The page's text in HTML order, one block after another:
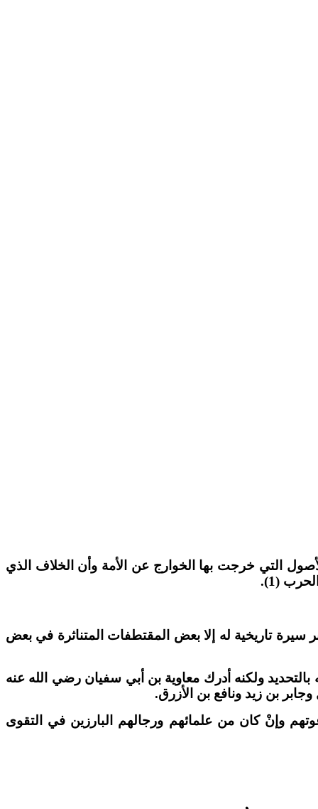
التي خرجت بها الخوارج عن الأمة وأن الخلاف الذي
(1).
سيرة تاريخية له إلا بعض المقتطفات المتناثرة في بعض
ولكنه أدرك معاوية بن أبي سفيان رضي الله عنه
بن زيد ونافع بن الأزرق.
وإنْ كان من علمائهم ورجالهم البارزين في التقوى